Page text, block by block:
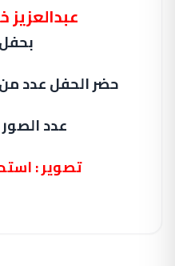
عبدالعزيز
حضر الحفل عدد من
عدد الصور : 336
تصوير :